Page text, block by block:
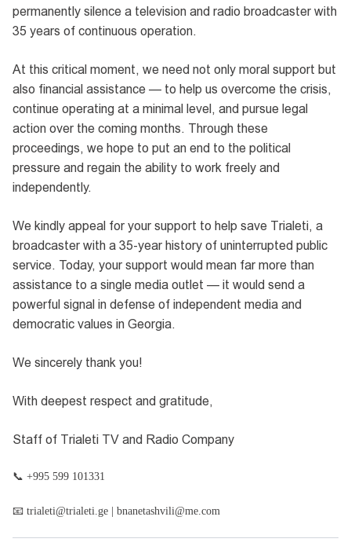
permanently silence a television and radio broadcaster with
35 years of continuous operation.
At this critical moment, we need not only moral support but
also financial assistance — to help us overcome the crisis,
continue operating at a minimal level, and pursue legal
action over the coming months. Through these
proceedings, we hope to put an end to the political
pressure and regain the ability to work freely and
independently.
We kindly appeal for your support to help save Trialeti, a
broadcaster with a 35-year history of uninterrupted public
service. Today, your support would mean far more than
assistance to a single media outlet — it would send a
powerful signal in defense of independent media and
democratic values in Georgia.
We sincerely thank you!
With deepest respect and gratitude,
Staff of Trialeti TV and Radio Company
📞 +995 599 101331
📧 trialeti@trialeti.ge bnanetashvili@me.com